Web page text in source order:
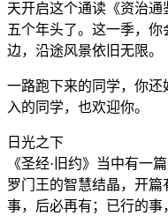
天开启这个通读《资治
五个年头了。这一季，
边，沿途风景依旧无限。
一路跑下来的同学，你还
入的同学，也欢迎你。
日光之下
《圣经·旧约》当中有一
罗门王的智慧结晶，开
事，后必再有；已行的